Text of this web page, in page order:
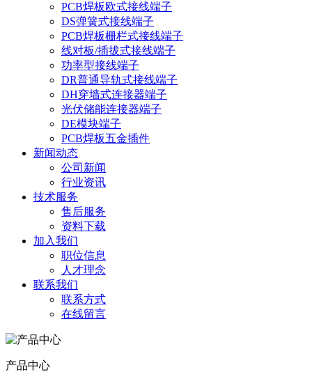
PCB焊板欧式接线端子
DS弹簧式接线端子
PCB焊板栅栏式接线端子
线对板/插拔式接线端子
功率型接线端子
DR普通导轨式接线端子
DH穿墙式连接器端子
光伏储能连接器端子
DE模块端子
PCB焊板五金插件
新闻动态
公司新闻
行业资讯
技术服务
售后服务
资料下载
加入我们
职位信息
人才理念
联系我们
联系方式
在线留言
产品中心